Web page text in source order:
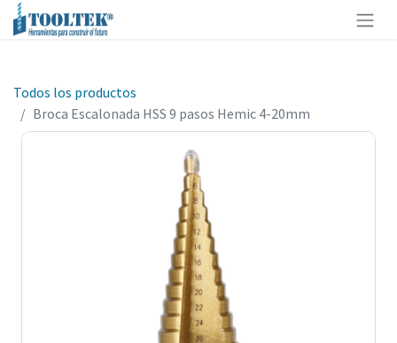
Todos los productos
Broca Escalonada HSS 9 pasos Hemic 4-20mm